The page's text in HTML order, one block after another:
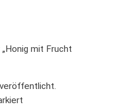
mit Frucht